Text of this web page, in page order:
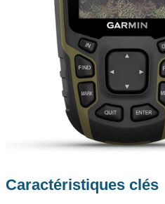
Caractéristiques clés